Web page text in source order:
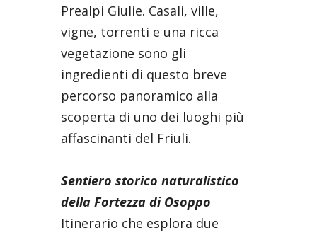
Prealpi Giulie. Casali, ville,
vigne, torrenti e una ricca
vegetazione sono gli
ingredienti di questo breve
percorso panoramico alla
scoperta di uno dei luoghi più
affascinanti del Friuli.
Sentiero storico naturalistico
della Fortezza di Osoppo
Itinerario che esplora due